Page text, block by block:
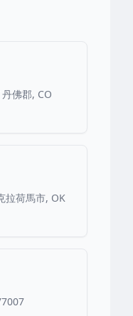
佛郡, CO
荷馬市, OK